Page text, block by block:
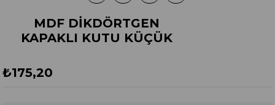
MDF DİKDÖRTGEN
KAPAKLI KUTU KÜÇÜK
₺175,20